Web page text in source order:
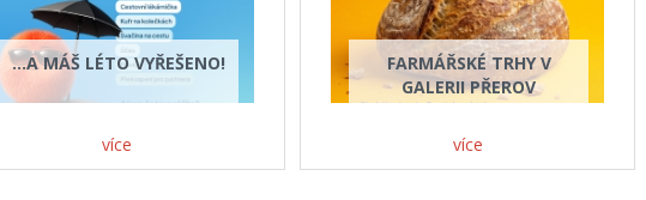
…A MÁŠ LÉTO VYŘEŠENO!
více
FARMÁŘSKÉ TRHY V
GALERII PŘEROV
více